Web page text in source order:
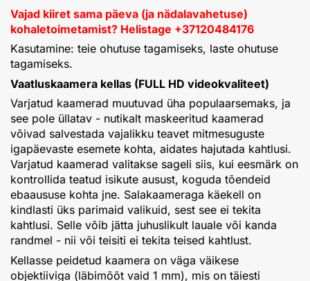
Vajad kiiret sama päeva (ja nädalavahetuse)
kohaletoimetamist? Helistage +37120484176
Kasutamine: teie ohutuse tagamiseks, laste ohutuse
tagamiseks.
Vaatluskaamera kellas (FULL HD videokvaliteet)
Varjatud kaamerad muutuvad üha populaarsemaks, ja
see pole üllatav - nutikalt maskeeritud kaamerad
võivad salvestada vajalikku teavet mitmesuguste
igapäevaste esemete kohta, aidates hajutada kahtlusi.
Varjatud kaamerad valitakse sageli siis, kui eesmärk on
kontrollida teatud isikute ausust, koguda tõendeid
ebaaususe kohta jne. Salakaameraga käekell on
kindlasti üks parimaid valikuid, sest see ei tekita
kahtlusi. Selle võib jätta juhuslikult lauale või kanda
randmel - nii või teisiti ei tekita teised kahtlust.
Kellasse peidetud kaamera on väga väikese
objektiiviga (läbimõõt vaid 1 mm), mis on täiesti